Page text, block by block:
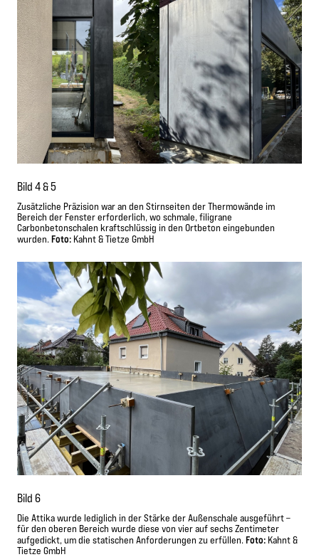
Bild 4 & 5
Zusätzliche Präzision war an den Stirnseiten der Thermowände im
Bereich der Fenster erforderlich, wo schmale, filigrane
Carbonbetonschalen kraftschlüssig in den Ortbeton eingebunden
wurden. Foto: Kahnt & Tietze GmbH
Bild 6
Die Attika wurde lediglich in der Stärke der Außenschale ausgeführt –
für den oberen Bereich wurde diese von vier auf sechs Zentimeter
aufgedickt, um die statischen Anforderungen zu erfüllen. Foto: Kahnt &
Tietze GmbH